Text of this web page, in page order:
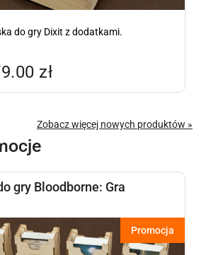
do gry Dixit z dodatkami.
zł
Zobacz więcej nowych produktów »
gry Bloodborne: Gra
Promocja